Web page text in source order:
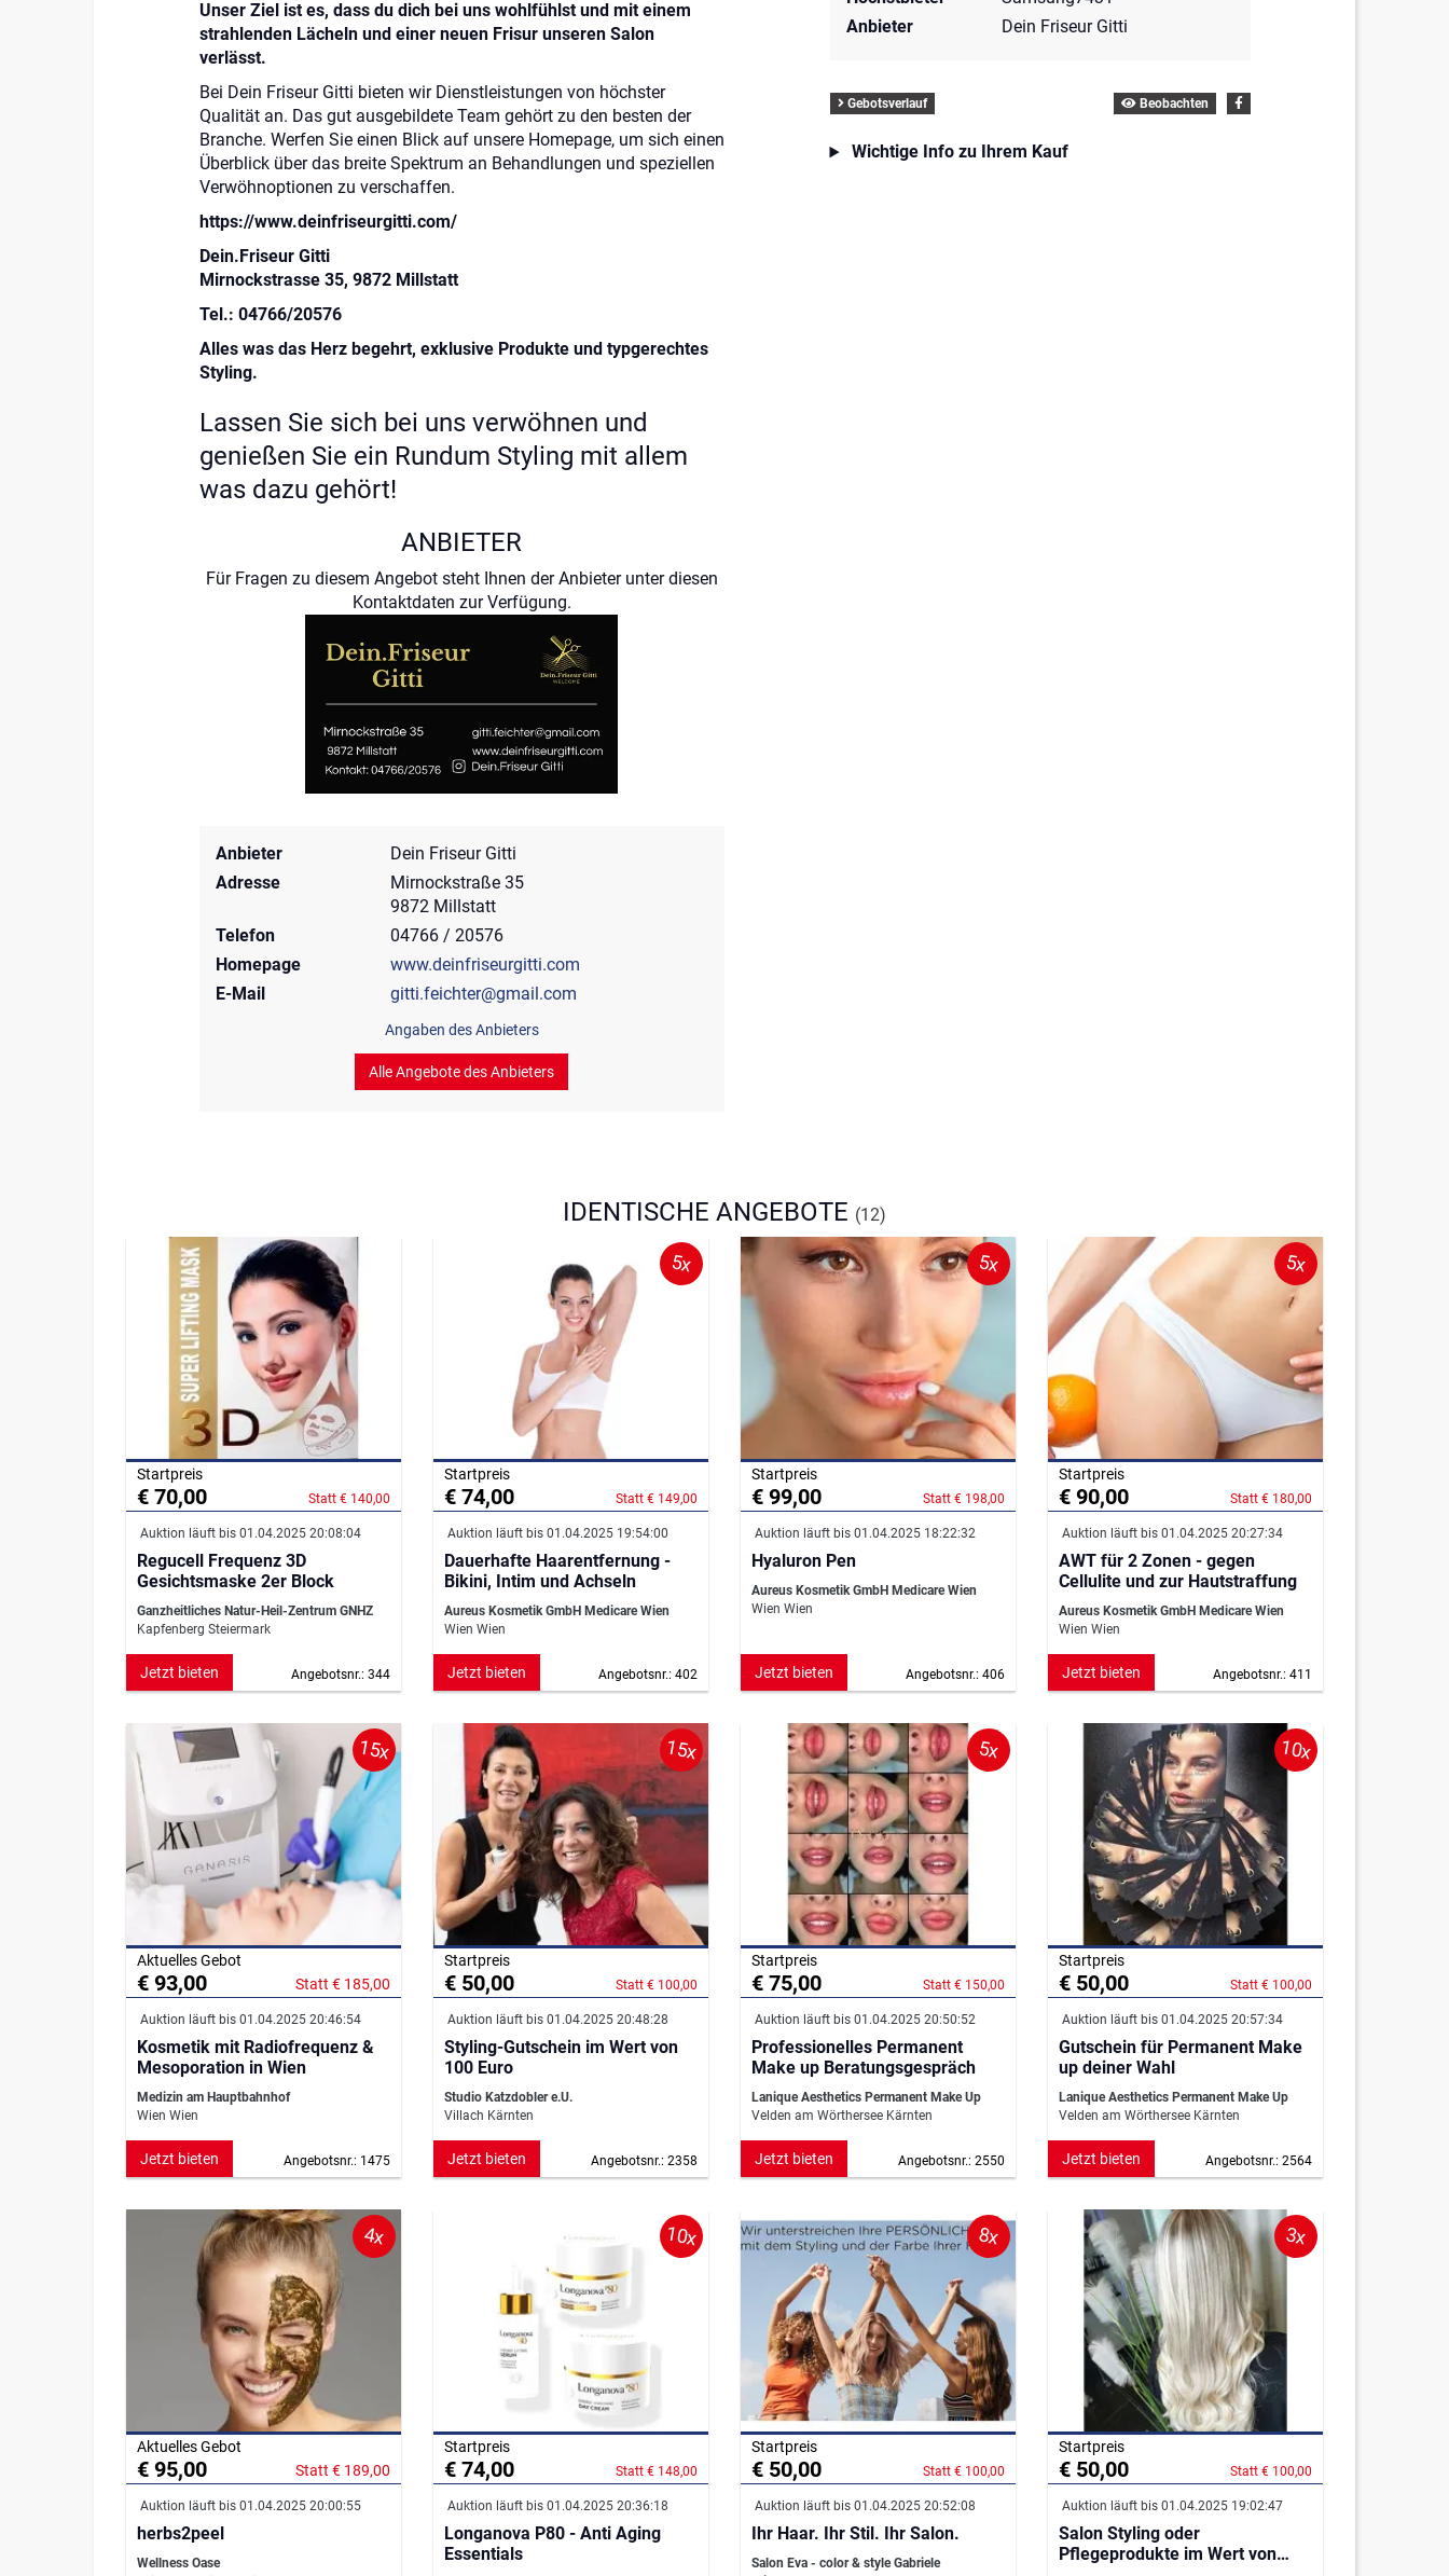
Anbieter
Dein Friseur Gitti
Gebotsverlauf Beobachten
Wichtige Info zu Ihrem Kauf
Unser Ziel ist es, dass du dich bei uns wohlfühlst und mit einem
strahlenden Lächeln und einer neuen Frisur unseren Salon
verlässt.
Bei Dein Friseur Gitti bieten wir Dienstleistungen von höchster
Qualität an. Das gut ausgebildete Team gehört zu den besten der
Branche. Werfen Sie einen Blick auf unsere Homepage, um sich einen
Überblick über das breite Spektrum an Behandlungen und speziellen
Verwöhnoptionen zu verschaffen.
https://www.deinfriseurgitti.com/
Dein.Friseur Gitti
Mirnockstrasse 35, 9872 Millstatt
Tel.: 04766/20576
Alles was das Herz begehrt, exklusive Produkte und typgerechtes
Styling.
Lassen Sie sich bei uns verwöhnen und
genießen Sie ein Rundum Styling mit allem
was dazu gehört!
ANBIETER
Für Fragen zu diesem Angebot steht Ihnen der Anbieter unter diesen
Kontaktdaten zur Verfügung.
Anbieter
Dein Friseur Gitti
Adresse
Mirnockstraße 35
9872 Millstatt
Telefon
04766 / 20576
Homepage
www.deinfriseurgitti.com
E-Mail
gitti.feichter@gmail.com
Angaben des Anbieters
Alle Angebote des Anbieters
IDENTISCHE ANGEBOTE (12)
Startpreis
€ 70,00 Statt € 140,00
Auktion läuft bis 01.04.2025 20:08:04
Regucell Frequenz 3D
Gesichtsmaske 2er Block
Ganzheitliches Natur-Heil-Zentrum GNHZ
Kapfenberg Steiermark
Angebotsnr.: 344
Jetzt bieten
5x
Startpreis
€ 74,00 Statt € 149,00
Auktion läuft bis 01.04.2025 19:54:00
Dauerhafte Haarentfernung -
Bikini, Intim und Achseln
Aureus Kosmetik GmbH Medicare Wien
Wien Wien
Angebotsnr.: 402
Jetzt bieten
5x
Startpreis
€ 99,00 Statt € 198,00
Auktion läuft bis 01.04.2025 18:22:32
Hyaluron Pen
Aureus Kosmetik GmbH Medicare Wien
Wien Wien
Angebotsnr.: 406
Jetzt bieten
5x
Startpreis
€ 90,00 Statt € 180,00
Auktion läuft bis 01.04.2025 20:27:34
AWT für 2 Zonen - gegen
Cellulite und zur Hautstraffung
Aureus Kosmetik GmbH Medicare Wien
Wien Wien
Angebotsnr.: 411
Jetzt bieten
15x
Aktuelles Gebot
€ 93,00 Statt € 185,00
Auktion läuft bis 01.04.2025 20:46:54
Kosmetik mit Radiofrequenz &
Mesoporation in Wien
Medizin am Hauptbahnhof
Wien Wien
Angebotsnr.: 1475
Jetzt bieten
15x
Startpreis
€ 50,00 Statt € 100,00
Auktion läuft bis 01.04.2025 20:48:28
Styling-Gutschein im Wert von
100 Euro
Studio Katzdobler e.U.
Villach Kärnten
Angebotsnr.: 2358
Jetzt bieten
5x
Startpreis
€ 75,00 Statt € 150,00
Auktion läuft bis 01.04.2025 20:50:52
Professionelles Permanent
Make up Beratungsgespräch
Lanique Aesthetics Permanent Make Up
Velden am Wörthersee Kärnten
Angebotsnr.: 2550
Jetzt bieten
10x
Startpreis
€ 50,00 Statt € 100,00
Auktion läuft bis 01.04.2025 20:57:34
Gutschein für Permanent Make
up deiner Wahl
Lanique Aesthetics Permanent Make Up
Velden am Wörthersee Kärnten
Angebotsnr.: 2564
Jetzt bieten
4x
Aktuelles Gebot
€ 95,00 Statt € 189,00
Auktion läuft bis 01.04.2025 20:00:55
herbs2peel
Wellness Oase
10x
Startpreis
€ 74,00 Statt € 148,00
Auktion läuft bis 01.04.2025 20:36:18
Longanova P80 - Anti Aging
Essentials
8x
Startpreis
€ 50,00 Statt € 100,00
Auktion läuft bis 01.04.2025 20:52:08
Ihr Haar. Ihr Stil. Ihr Salon.
Salon Eva - color & style Gabriele
3x
Startpreis
€ 50,00 Statt € 100,00
Auktion läuft bis 01.04.2025 19:02:47
Salon Styling oder
Pflegeprodukte im Wert von